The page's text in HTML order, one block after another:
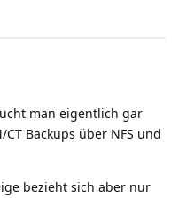
man eigentlich gar
Backups über NFS und
bezieht sich aber nur